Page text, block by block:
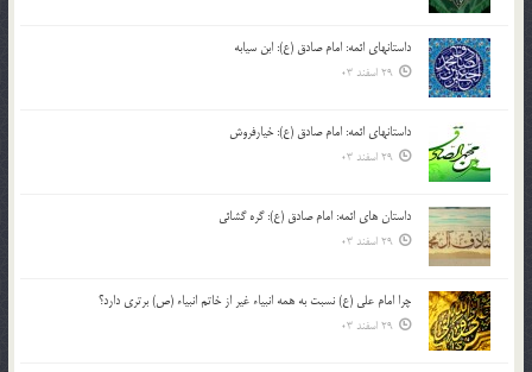
داستانهای ائمه: امام صادق (ع): ابن سیابه
29 اسفند 03
داستانهای ائمه: امام صادق (ع): خیارفروش
29 اسفند 03
داستان های ائمه: امام صادق (ع): گره گشائی
29 اسفند 03
چرا امام علی (ع) نسبت به همه انبیاء غیر از خاتم انبیاء (ص) برتری دارد؟
29 اسفند 03